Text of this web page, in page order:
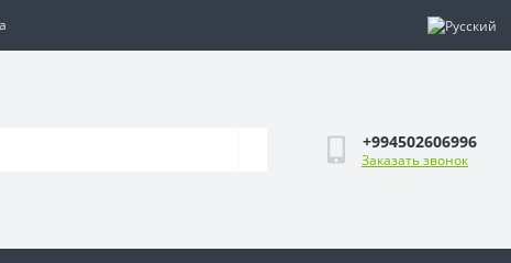
+994502606996
Заказать звонок